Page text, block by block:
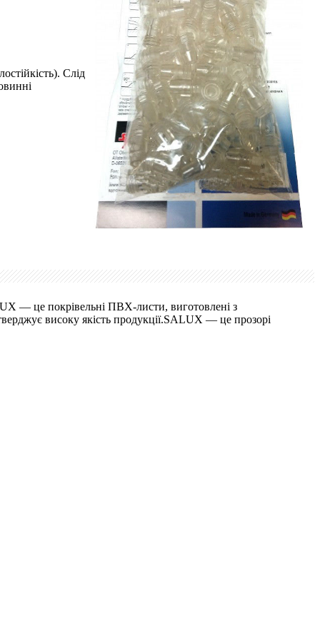
Слід
— це покрівельні ПВХ-листи, виготовлені з
високу якість продукції.SALUX — це прозорі